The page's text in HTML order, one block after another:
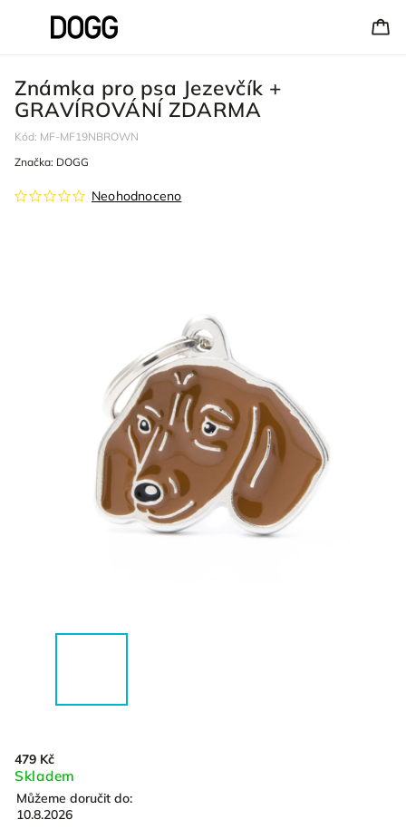
Známka pro psa Jezevčík +
GRAVÍROVÁNÍ ZDARMA
Kód: MF-MF19NBROWN
Neohodnoceno
Značka: DOGG
479 Kč
Skladem
Můžeme doručit do:
10.8.2026